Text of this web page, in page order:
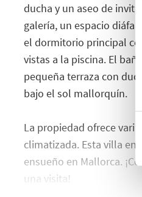
ducha y un aseo de
galería, un espacio
el dormitorio principal
vistas a la piscina. El
pequeña terraza con
bajo el sol mallorquín.
La propiedad ofrece
climatizada. Esta villa en
ensueño en Mallorca.
una visita!